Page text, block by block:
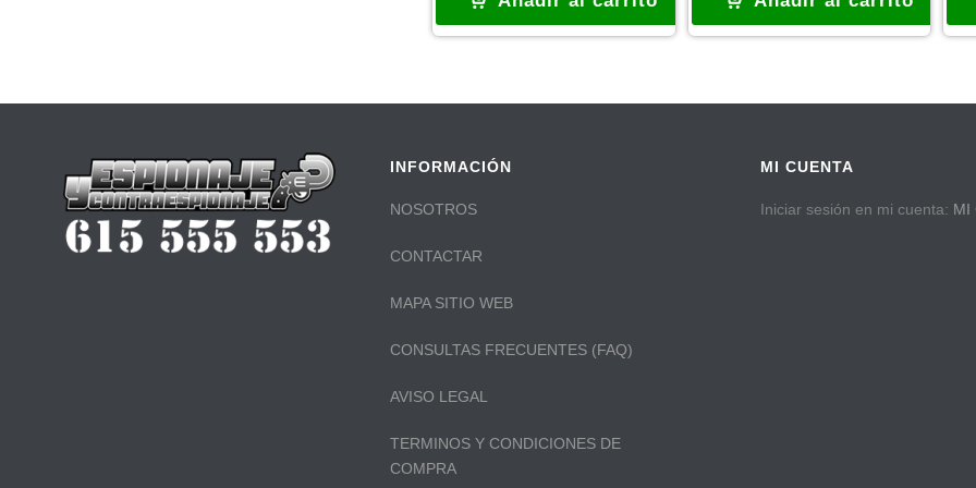
INFORMACIÓN
NOSOTROS
CONTACTAR
MAPA SITIO WEB
CONSULTAS FRECUENTES (FAQ)
AVISO LEGAL
TERMINOS Y CONDICIONES DE
COMPRA
MI CUENTA
Iniciar sesión en mi cuenta: MI